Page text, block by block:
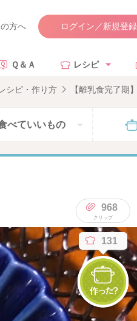
方へ ログイン／新規登録
Ｑ＆Ａ レシピ
シピ・作り方 【離乳食完了期
べていいもの
968
131